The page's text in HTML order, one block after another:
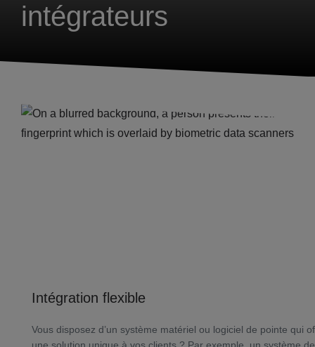
intégrateurs
Intégration flexible
Vous disposez d’un système matériel ou logiciel de pointe qui